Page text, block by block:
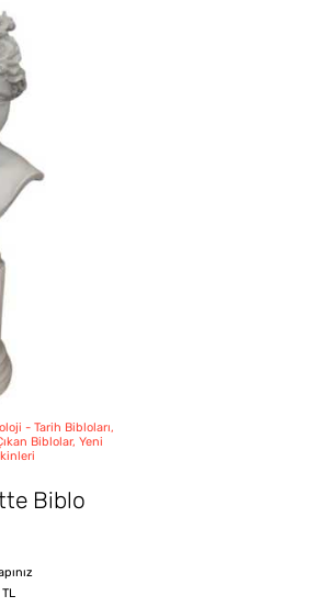
- Tarih Bibloları,
Biblolar, Yeni
Biblo
TL